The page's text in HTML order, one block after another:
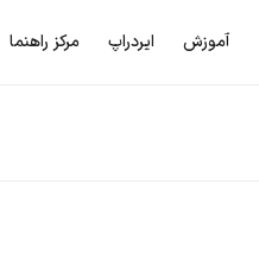
آموزش ایردراپ مرکز راهنما